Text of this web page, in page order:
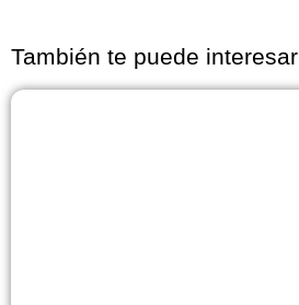
También te puede interesar